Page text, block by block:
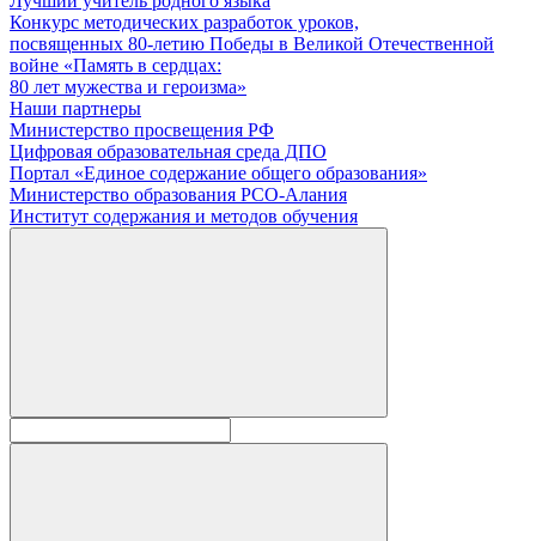
Конкурс методических разработок уроков,
посвященных 80-летию Победы в Великой Отечественной
войне «Память в сердцах:
80 лет мужества и героизма»
Наши партнеры
Министерство просвещения РФ
Цифровая образовательная среда ДПО
Портал «Единое содержание общего образования»
Министерство образования РСО-Алания
Институт содержания и методов обучения